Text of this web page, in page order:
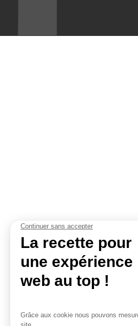
Accès rapides